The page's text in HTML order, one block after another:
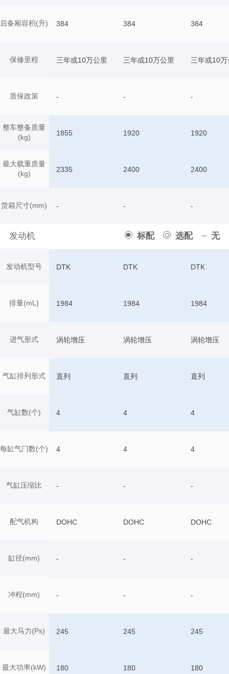
后备厢容积(升)
保修里程
质保政策
整车整备质量
(kg)
最大载重质量
(kg)
货箱尺寸(mm)
发动机 标配 选配 无
发动机型号
排量(mL)
进气形式
气缸排列形式
气缸数(个)
每缸气门数(个)
气缸压缩比
配气机构
缸径(mm)
冲程(mm)
最大马力(Ps)
最大功率(kW)
384 384 384
三年或10万公里 三年或10万公里 三年或10万
- - -
1855 1920 1920
2335 2400 2400
- - -
DTK DTK DTK
1984 1984 1984
涡轮增压 涡轮增压 涡轮增压
直列 直列 直列
4 4 4
4 4 4
- - -
DOHC DOHC DOHC
- - -
- - -
245 245 245
180 180 180